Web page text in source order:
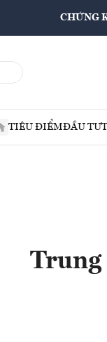
CHỨNG
TIÊU ĐIỂMĐẦU TƯ
Trung